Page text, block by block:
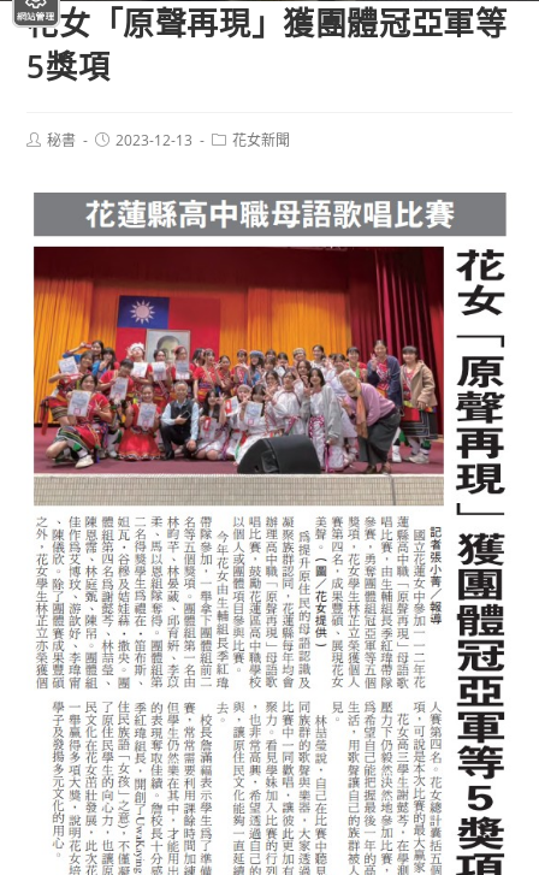
花女「原聲再現」獲團體冠亞軍等
5獎項
Post秘書
Post2023-12-13
Post花女新聞